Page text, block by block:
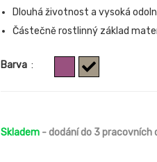
Dlouhá životnost a vysoká
Částečně rostlinný základ
Barva :
Skladem - dodání do 3 pracovních